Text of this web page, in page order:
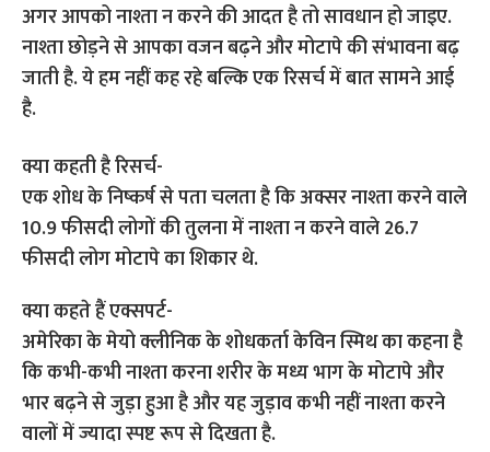
अगर आपको नाश्ता न करने की आदत है तो सावधान हो जाइए.
नाश्ता छोड़ने से आपका वजन बढ़ने और मोटापे की संभावना बढ़
जाती है. ये हम नहीं कह रहे बल्कि एक रिसर्च में बात सामने आई
है.
क्या कहती है रिसर्च-
एक शोध के निष्कर्ष से पता चलता है कि अक्सर नाश्ता करने वाले
10.9 फीसदी लोगों की तुलना में नाश्ता न करने वाले 26.7
फीसदी लोग मोटापे का शिकार थे.
क्या कहते हैं एक्सपर्ट-
अमेरिका के मेयो क्लीनिक के शोधकर्ता केविन स्मिथ का कहना है
कि कभी-कभी नाश्ता करना शरीर के मध्य भाग के मोटापे और
भार बढ़ने से जुड़ा हुआ है और यह जुड़ाव कभी नहीं नाश्ता करने
वालों में ज्यादा स्पष्ट रूप से दिखता है.